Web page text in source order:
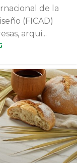
de la
(FICAD)
arqui...